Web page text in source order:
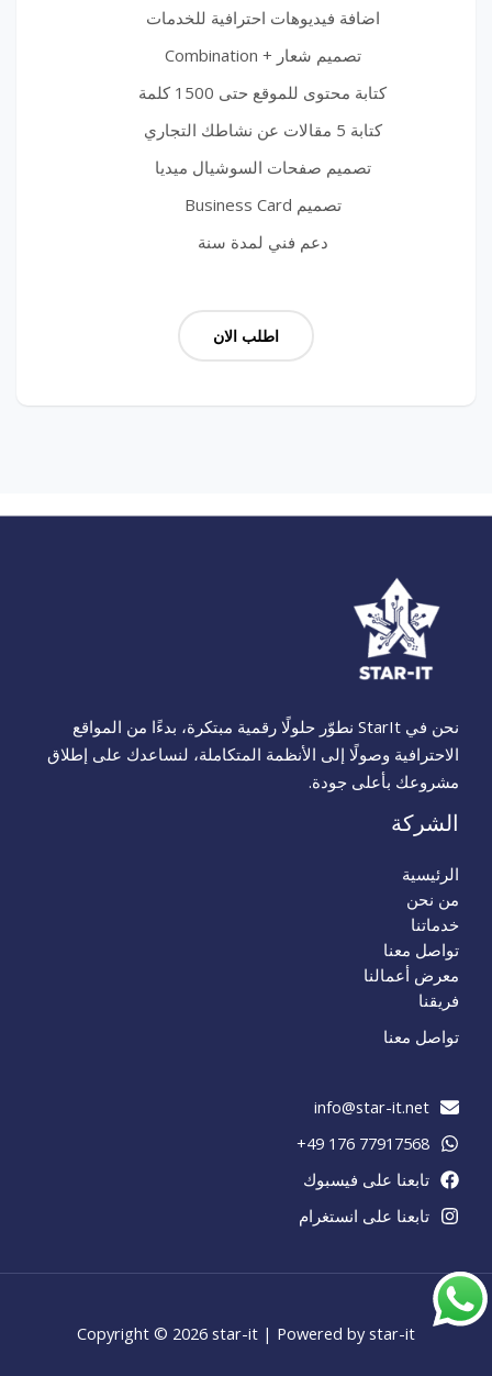
اضافة فيديوهات احترافية للخدمات
تصميم شعار + Combination
كتابة محتوى للموقع حتى 1500 كلمة
كتابة 5 مقالات عن نشاطك التجاري
تصميم صفحات السوشيال ميديا
تصميم Business Card
دعم فني لمدة سنة
اطلب الان
نحن في StarIt نطوّر حلولًا رقمية مبتكرة، بدءًا من المواقع
الاحترافية وصولًا إلى الأنظمة المتكاملة، لنساعدك على إطلاق
مشروعك بأعلى جودة.
الشركة
الرئيسية
من نحن
خدماتنا
تواصل معنا
معرض أعمالنا
فريقنا
تواصل معنا
info@star-it.net
77917568 176 49+
تابعنا على فيسبوك
تابعنا على انستغرام
Copyright © 2026 star-it | Powered by star-it